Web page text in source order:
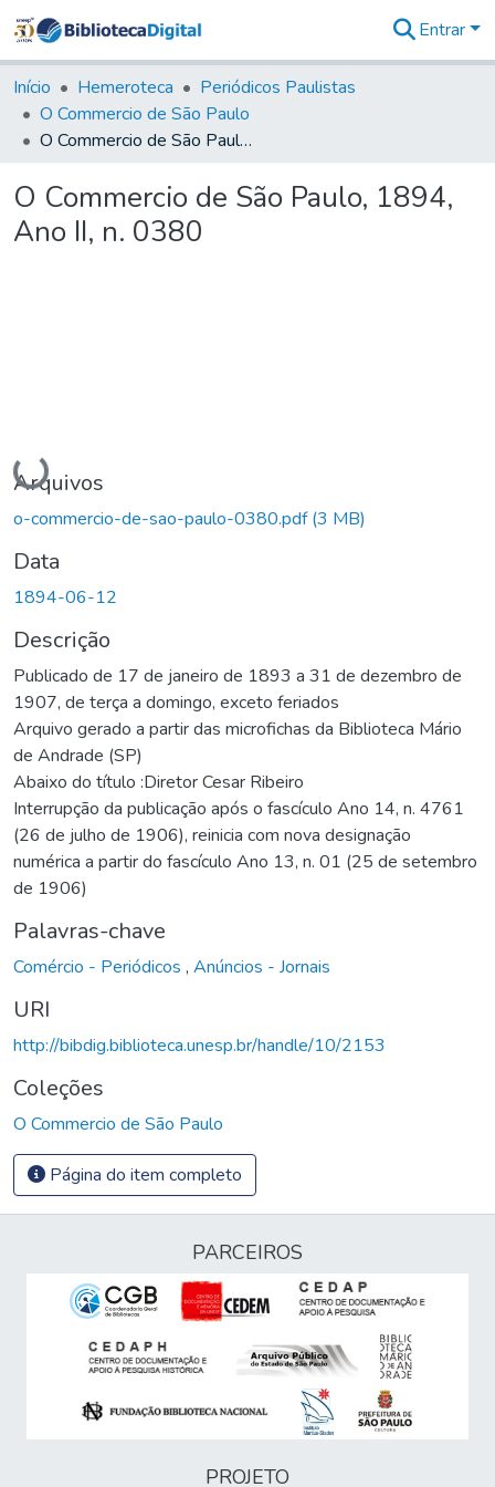
&
Coleções
Tudo na
Biblioteca
Estatísticas
Entrar
Início Hemeroteca
Periódicos Paulistas
O Commercio de São Paulo
O Commercio de São Paulo, 1894, Ano II, n. 0380
O Commercio de São Paulo, 1894,
Ano II, n. 0380
Carregando...
Arquivos
o-commercio-de-sao-paulo-0380.pdf(3 MB)
Data
1894-06-12
Descrição
Publicado de 17 de janeiro de 1893 a 31 de dezembro de
1907, de terça a domingo, exceto feriados
Arquivo gerado a partir das microfichas da Biblioteca Mário
de Andrade (SP)
Abaixo do título :Diretor Cesar Ribeiro
Interrupção da publicação após o fascículo Ano 14, n. 4761
(26 de julho de 1906), reinicia com nova designação
numérica a partir do fascículo Ano 13, n. 01 (25 de setembro
de 1906)
Palavras-chave
Comércio - Periódicos , Anúncios - Jornais
URI
http://bibdig.biblioteca.unesp.br/handle/10/2153
Coleções
O Commercio de São Paulo
Página do item completo
PARCEIROS
PROJETO